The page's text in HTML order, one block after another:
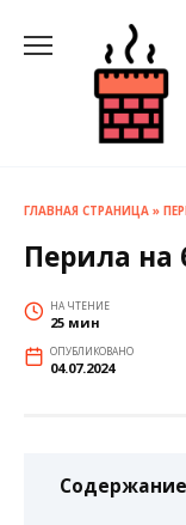
содержанию
ГЛАВНАЯ СТРАНИЦА »
Перила на
НА ЧТЕНИЕ
25 мин
ОПУБЛИКОВАНО
04.07.2024
Содержание